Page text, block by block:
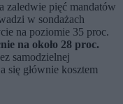
zaledwie pięć mandatów
w sondażach
na poziomie 35 proc.
na około 28 proc.
samodzielnej
się głównie kosztem